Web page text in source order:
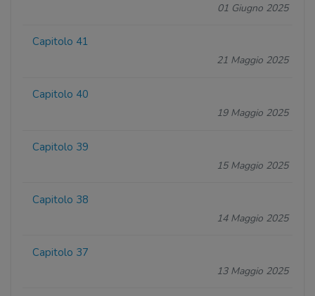
01 Giugno 2025
Capitolo 41
21 Maggio 2025
Capitolo 40
19 Maggio 2025
Capitolo 39
15 Maggio 2025
Capitolo 38
14 Maggio 2025
Capitolo 37
13 Maggio 2025